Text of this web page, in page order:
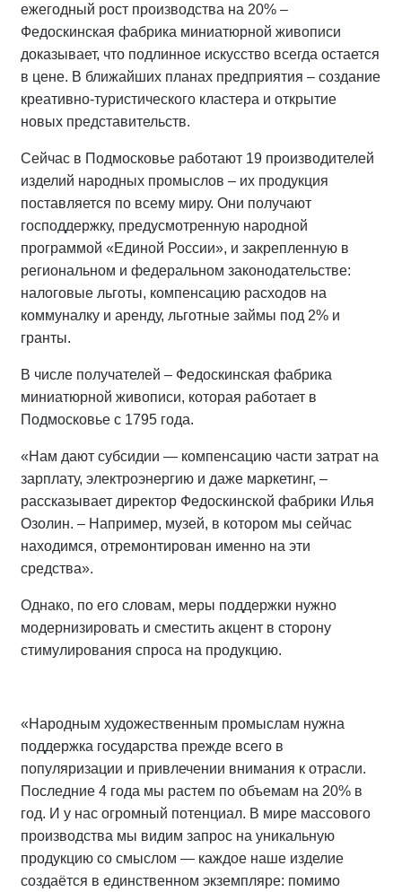
ежегодный рост производства на 20% –
Федоскинская фабрика миниатюрной живописи
доказывает, что подлинное искусство всегда остается
в цене. В ближайших планах предприятия – создание
креативно-туристического кластера и открытие
новых представительств.
Сейчас в Подмосковье работают 19 производителей
изделий народных промыслов – их продукция
поставляется по всему миру. Они получают
господдержку, предусмотренную народной
программой «Единой России», и закрепленную в
региональном и федеральном законодательстве:
налоговые льготы, компенсацию расходов на
коммуналку и аренду, льготные займы под 2% и
гранты.
В числе получателей – Федоскинская фабрика
миниатюрной живописи, которая работает в
Подмосковье с 1795 года.
«Нам дают субсидии — компенсацию части затрат на
зарплату, электроэнергию и даже маркетинг, –
рассказывает директор Федоскинской фабрики Илья
Озолин. – Например, музей, в котором мы сейчас
находимся, отремонтирован именно на эти
средства».
Однако, по его словам, меры поддержки нужно
модернизировать и сместить акцент в сторону
стимулирования спроса на продукцию.
«Народным художественным промыслам нужна
поддержка государства прежде всего в
популяризации и привлечении внимания к отрасли.
Последние 4 года мы растем по объемам на 20% в
год. И у нас огромный потенциал. В мире массового
производства мы видим запрос на уникальную
продукцию со смыслом — каждое наше изделие
создаётся в единственном экземпляре: помимо